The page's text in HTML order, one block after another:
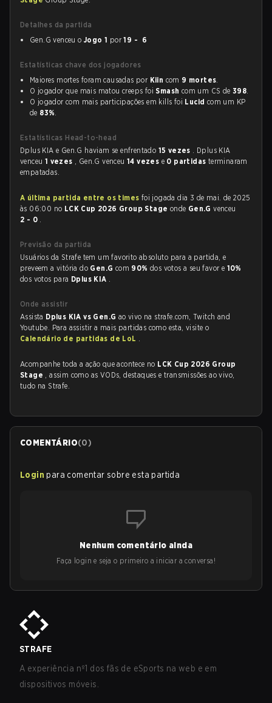
Detalhes da partida
Gen.G venceu o Jogo 1 por19 - 6
Estatísticas chave dos jogadores
Maiores mortes foram causadas por Kiin com 9 mortes.
O jogador que mais matou creeps foiSmash com um CS de398.
O jogador com mais participações em kills foi Lucid com um KP
de 83%.
Estatísticas Head-to-head
Dplus KIA e Gen.G haviam se enfrentado 15 vezes . Dplus KIA
venceu 1 vezes , Gen.G venceu14 vezes e 0 partidas terminaram
empatadas.
A última partida entre os times foi jogada dia 3 de mai. de 2025
às 06:00 no LCK Cup 2026 Group Stage onde Gen.Gvenceu
2 - 0 .
Previsão da partida
Usuários da Strafe tem um favorito absoluto para a partida, e
preveem a vitória do Gen.G com 90%dos votos a seu favor e 10%
dos votos para Dplus KIA .
Onde assistir
Assista Dplus KIA vs Gen.G ao vivo na strafe.com, Twitch and
Youtube. Para assistir a mais partidas como esta, visite o
Calendário de partidas de LoL .
Acompanhe toda a ação que acontece no LCK Cup 2026 Group
Stage , assim como as VODs, destaques e transmissões ao vivo,
tudo na Strafe.
COMENTÁRIO(0)
Login para comentar sobre esta partida
Nenhum comentário ainda
Faça login e seja o primeiro a iniciar a conversa!
STRAFE
A experiência nº1 dos fãs de eSports na web e em
dispositivos móveis.